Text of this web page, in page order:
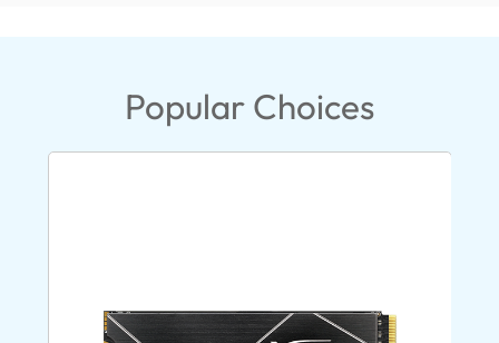
Popular Choices